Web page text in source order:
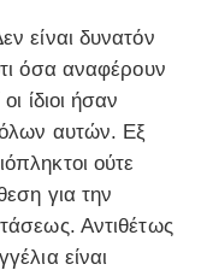
είναι δυνατόν
όσα αναφέρουν
ίδιοι ήσαν
όλων αυτών. Εξ
ούτε
για την
Αντιθέτως
είναι